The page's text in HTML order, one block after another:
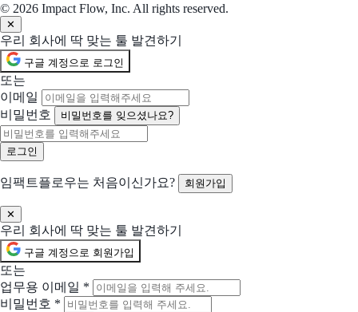
© 2026 Impact Flow, Inc. All rights reserved.
✕
우리 회사에 딱 맞는 툴 발견하기
구글 계정으로 로그인
또는
이메일
비밀번호
비밀번호를 잊으셨나요?
임팩트플로우는 처음이신가요? 회원가입
✕
우리 회사에 딱 맞는 툴 발견하기
구글 계정으로 회원가입
또는
업무용 이메일 *
비밀번호 *